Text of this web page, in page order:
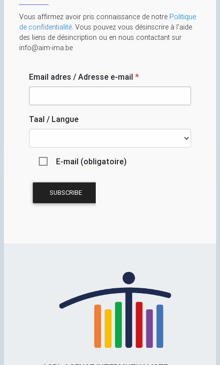
Vous affirmez avoir pris connaissance de notre Politique
de confidentialité. Vous pouvez vous désinscrire à l'aide
des liens de désincription ou en nous contactant sur
info@aim-ima.be
Email adres / Adresse e-mail *
Taal / Langue
E-mail (obligatoire)